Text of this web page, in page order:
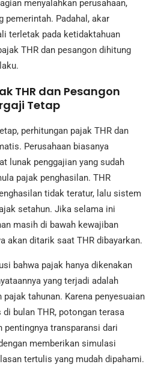
menyalahkan perusahaan,
pemerintah. Padahal, akar
terletak pada ketidaktahuan
THR dan pesangon dihitung
THR dan Pesangon
Tetap
perhitungan pajak THR dan
Perusahaan biasanya
lunak penggajian yang sudah
pajak penghasilan. THR
tidak teratur, lalu sistem
setahun. Jika selama ini
masih di bawah kewajiban
akan ditarik saat THR dibayarkan.
bahwa pajak hanya dikenakan
yang terjadi adalah
tahunan. Karena penyesuaian
bulan THR, potongan terasa
pentingnya transparansi dari
memberikan simulasi
tertulis yang mudah dipahami.